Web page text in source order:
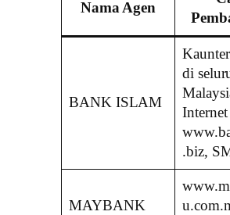
Nama Agen
BANK ISLAM
di
.biz,
MAYBANK